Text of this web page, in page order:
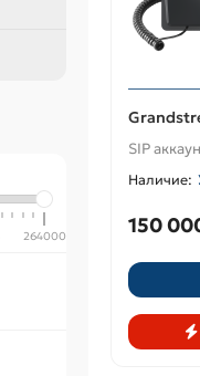
264000
SIP
150